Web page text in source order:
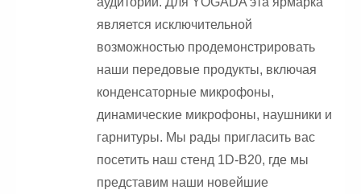
является исключительной
возможностью продемонстрировать
наши передовые продукты, включая
конденсаторные микрофоны,
динамические микрофоны, наушники и
гарнитуры. Мы рады пригласить вас
посетить наш стенд 1D-B20, где мы
представим наши новейшие